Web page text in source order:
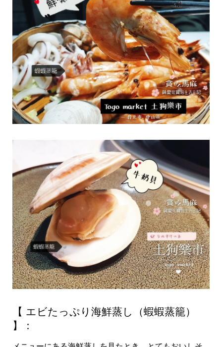
【 エビたっぷり海鮮蒸し（蝦蝦蒸籠）
】：